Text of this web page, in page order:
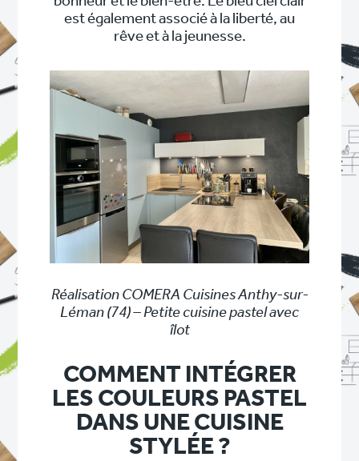
est également associé à la liberté, au
rêve et à la jeunesse.
Réalisation COMERA Cuisines Anthy-sur-
Léman (74) – Petite cuisine pastel avec
îlot
COMMENT INTÉGRER
LES COULEURS PASTEL
DANS UNE CUISINE
STYLÉE ?